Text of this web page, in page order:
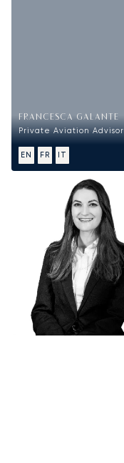
FRANCESCA GALANTE
Private Aviation Advisor
EN FR IT